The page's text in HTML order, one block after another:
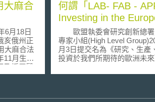
大麻合
月18日
亥俄州正
大麻合法
11月生
及採買醫
何謂「LAB- FAB -
Investing in the
future we want」？
歐盟執委會研究創新總署
專家小組(High Level
月3日提交名為《研究、生
投資於我們所期待的歐洲未
future we want)報告，呼籲歐